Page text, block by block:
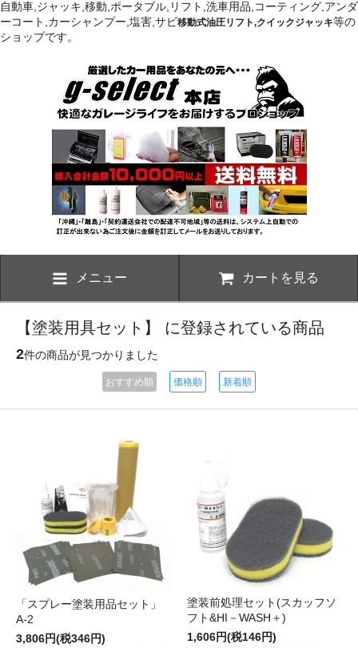
自動車,ジャッキ,移動,ポータブル,リフト,洗車用品,コーティング,アンダ
ーコート,カーシャンプー,塩害,サビ移動式油圧リフト,クイックジャッキ等の
ショップです。
メニュー カートを見る
【塗装用具セット】 に登録されている商品
2件の商品が見つかりました
おすすめ順 価格順 新着順
「スプレー塗装用品セット」
A-2
3,806円(税346円)
塗装前処理セット(スカッフソ
フト&HI－WASH＋)
1,606円(税146円)